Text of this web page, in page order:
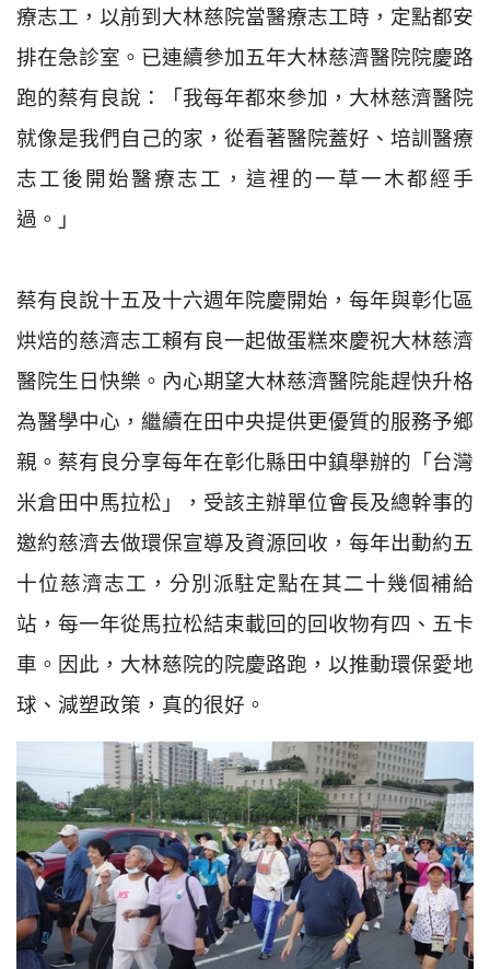
療志工，以前到大林慈院當醫療志工時，定點都安
排在急診室。已連續參加五年大林慈濟醫院院慶路
跑的蔡有良說：「我每年都來參加，大林慈濟醫院
就像是我們自己的家，從看著醫院蓋好、培訓醫療
志工後開始醫療志工，這裡的一草一木都經手
過。」
蔡有良說十五及十六週年院慶開始，每年與彰化區
烘焙的慈濟志工賴有良一起做蛋糕來慶祝大林慈濟
醫院生日快樂。內心期望大林慈濟醫院能趕快升格
為醫學中心，繼續在田中央提供更優質的服務予鄉
親。蔡有良分享每年在彰化縣田中鎮舉辦的「台灣
米倉田中馬拉松」，受該主辦單位會長及總幹事的
邀約慈濟去做環保宣導及資源回收，每年出動約五
十位慈濟志工，分別派駐定點在其二十幾個補給
站，每一年從馬拉松結束載回的回收物有四、五卡
車。因此，大林慈院的院慶路跑，以推動環保愛地
球、減塑政策，真的很好。